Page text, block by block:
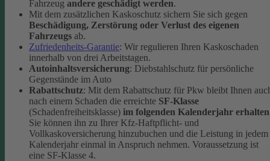
Fahrzeug andere geschädigt werden.
Mit dem zusätzlichen Kaskoschutz sichern Sie sich gegen
Beschädigung, Zerstörung oder Verlust des eigenen
Fahrzeugs ab.
Zufriedenheits-Garantie: Wir regulieren Ihren Kaskoschaden
innerhalb von drei Arbeitstagen.
Autoinhaltsversicherung: Diebstahlschutz für persönliche
Gegenstände im Auto
Rabattschutz: Mit dem Rabattschutz für Pkw bleibt Ihnen
nach einem Schaden die erreichte SF-Klasse
(Schadenfreiheitsklasse) im folgenden Kalenderjahr erhalten
Sie können ihn zu Ihrer Kfz-Haftpflicht- und
Vollkaskoversicherung hinzubuchen und die Leistung in jedem
Kalenderjahr einmal in Anspruch nehmen. Voraussetzung ist
eine SF-Klasse 4.